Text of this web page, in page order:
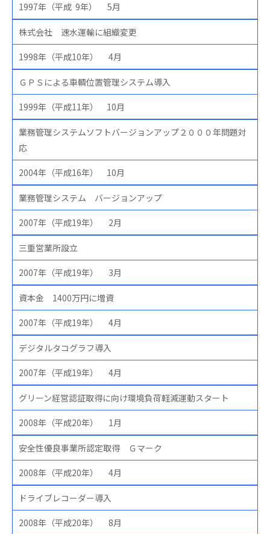
1997年（平成 9年） 5月
株式会社 速水運輸に組織変更
1998年（平成10年） 4月
ＧＰＳによる車輌位置管理システム導入
1999年（平成11年） 10月
業務管理システムソフトバージョンアップ２０００年問題対
応
2004年（平成16年） 10月
業務管理システム バージョンアップ
2007年（平成19年） 2月
三重営業所設立
2007年（平成19年） 3月
資本金 1400万円に増資
2007年（平成19年） 4月
デジタルタコグラフ導入
2007年（平成19年） 4月
グリーン経営認証取得に向け環境負荷軽減運動スタート
2008年（平成20年） 1月
安全性優良事業所認定取得 Ｇマーク
2008年（平成20年） 4月
ドライブレコーダー導入
2008年（平成20年） 8月